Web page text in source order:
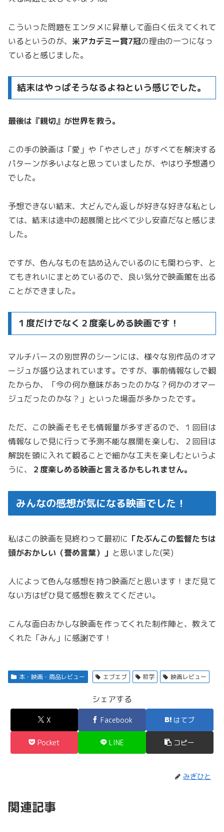
こういった問題をエンタメに昇華して面白く伝えてくれて
いるというのが、 米アカデミー賞7冠の理由の一つになっ
ていると感じました。
結末はやっぱそうなるよねという感じでした。
最後は『親切』が世界を救う。
この手の映画は「愛」や「やさしさ」がすべてを解決する
パターンが多いよなと思っていましたが、やはり予想通り
でした。
予想できない結末、大どんでん返しが好きな好きな私とし
ては、結末は途中の超展開と比べて少し安直だなと感じま
した。
ですが、色んなものを詰め込んでいるのにも関わらず、と
てもきれいにまとめているので、良い気分で映画館を出る
ことができました。
１度だけでなく２度楽しめる映画です！
マルチバースの別世界のシーンには、様々な別作品のオマ
ージュが盛り込まれています。ですが、事前情報なしで観
たからか、「今の何か意味があったのかな？何かのオマー
ジュだったのかな？」といった場面が多かったです。
ただ、この映画そもそも情報量が多すぎるので、１回目は
情報なしで見に行って予測不能な展開を楽しむ、２回目は
解説を頭に入れて観ることで細かな工夫を楽しむというよ
うに、
２度楽しめる映画と言えるかもしれません。
みんなの感想が気になる映画でした！
私はこの映画を見終わって最初に 「たぶんこの監督たちは
頭がおかしい（誉め言葉）」 と思いました(笑)
人によって色んな感想を持つ映画だと思います！まだ見て
ない方はぜひ見て感想を教えてください。
こんな面白おかしな映画を作ってくれた制作陣と、教えて
くれた「みん」に感謝です！
本・映画・商品レビュー エブエブ 哲学 映画レビュー
シェアする
X Facebook はてブ
Pocket LINE コピー
みぎひと
関連記事